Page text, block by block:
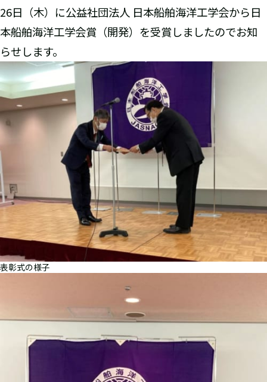
26日（木）に公益社団法人 日本船舶海洋工学会から日
本船舶海洋工学会賞（開発）を受賞しましたのでお知
らせします。
表彰式の様子